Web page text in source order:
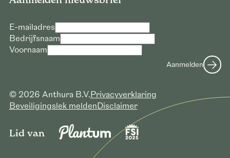
E-mailadres
Bedrijfsnaam
Voornaam
Aanmelden
© 2026 Anthura B.V.Privacyverklaring
Beveiligingslek meldenDisclaimer
Lid van